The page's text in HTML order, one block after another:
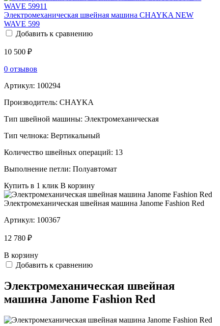
Электромеханическая швейная машина CHAYKA NEW
WAVE 599
Добавить к сравнению
10 500 ₽
0 отзывов
Артикул: 100294
Производитель: CHAYKA
Тип швейной машины: Электромеханическая
Тип челнока: Вертикальный
Количество швейных операций: 13
Выполнение петли: Полуавтомат
Купить в 1 клик В корзину
Электромеханическая швейная машина Janome Fashion Red
Артикул: 100367
12 780 ₽
В корзину
Добавить к сравнению
Электромеханическая швейная
машина Janome Fashion Red